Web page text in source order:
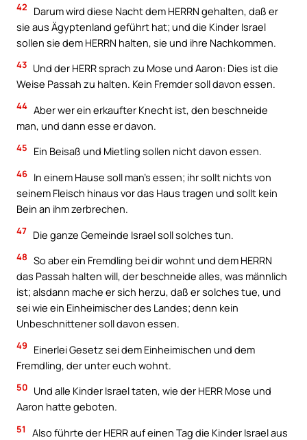
42
Darum wird diese Nacht dem HERRN gehalten, daß er
sie aus Ägyptenland geführt hat; und die Kinder Israel
sollen sie dem HERRN halten, sie und ihre Nachkommen.
43 Und der HERR sprach zu Mose und Aaron: Dies ist die
Weise Passah zu halten. Kein Fremder soll davon essen.
44 Aber wer ein erkaufter Knecht ist, den beschneide
man, und dann esse er davon.
45 Ein Beisaß und Mietling sollen nicht davon essen.
46 In einem Hause soll man’s essen; ihr sollt nichts von
seinem Fleisch hinaus vor das Haus tragen und sollt kein
Bein an ihm zerbrechen.
47 Die ganze Gemeinde Israel soll solches tun.
48 So aber ein Fremdling bei dir wohnt und dem HERRN
das Passah halten will, der beschneide alles, was männlich
ist; alsdann mache er sich herzu, daß er solches tue, und
sei wie ein Einheimischer des Landes; denn kein
Unbeschnittener soll davon essen.
49
Einerlei Gesetz sei dem Einheimischen und dem
Fremdling, der unter euch wohnt.
50 Und alle Kinder Israel taten, wie der HERR Mose und
Aaron hatte geboten.
51
Also führte der HERR auf einen Tag die Kinder Israel aus